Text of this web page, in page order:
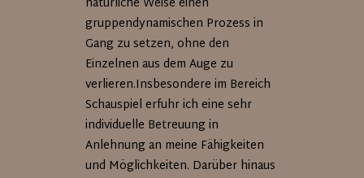
gruppendynamischen Prozess in
Gang zu setzen, ohne den
Einzelnen aus dem Auge zu
verlieren.Insbesondere im Bereich
Schauspiel erfuhr ich eine sehr
individuelle Betreuung in
Anlehnung an meine Fähigkeiten
und Möglichkeiten. Darüber hinaus